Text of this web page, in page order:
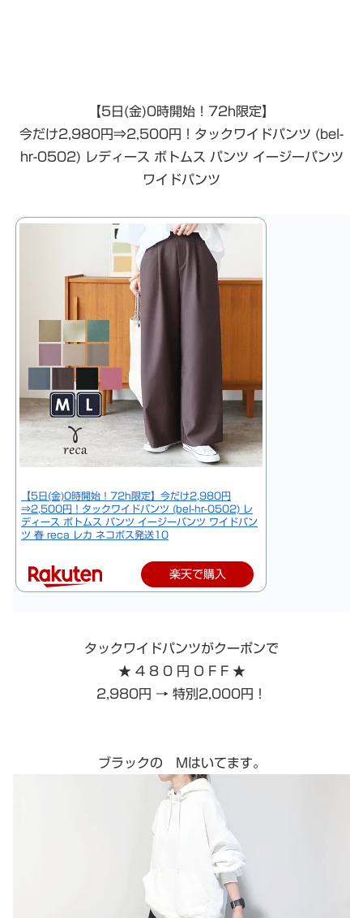
【5日(金)0時開始！72h限定】
今だけ2,980円⇒2,500円！タックワイドパンツ (bel-
hr-0502) レディース ボトムス パンツ イージーパンツ
ワイドパンツ
【5日(金)0時開始！72h限定】今だけ2,980円
⇒2,500円！タックワイドパンツ (bel-hr-0502) レ
ディース ボトムス パンツ イージーパンツ ワイドパン
ツ 春 reca レカ ネコポス発送10
楽天で購入
タックワイドパンツがクーポンで
★ 4 8 0 円 O F F ★
2,980円 → 特別2,000円！
ブラックの Mはいてます。